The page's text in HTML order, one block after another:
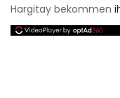
Hargitay bekommen